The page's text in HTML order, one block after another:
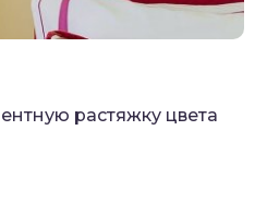
растяжку цвета